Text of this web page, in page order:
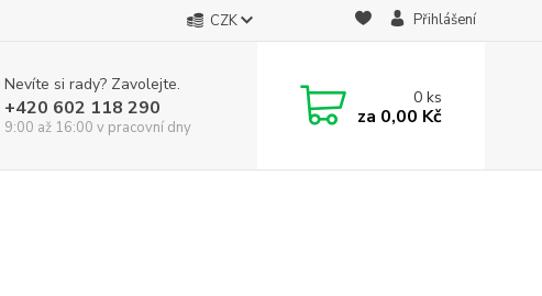
CZK Přihlášení
Nevíte si rady? Zavolejte.
+420 602 118 290
9:00 až 16:00 v pracovní dny
0ks
za 0,00 Kč